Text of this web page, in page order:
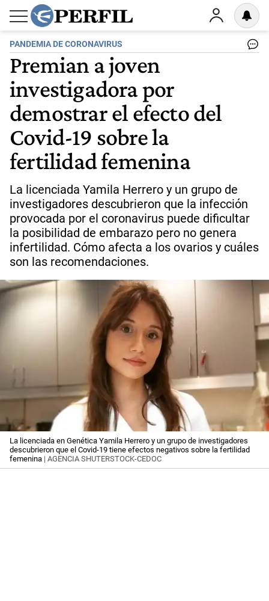
PANDEMIA DE CORONAVIRUS
Premian a joven
investigadora por
demostrar el efecto del
Covid-19 sobre la
fertilidad femenina
La licenciada Yamila Herrero y un grupo de
investigadores descubrieron que la infección
provocada por el coronavirus puede dificultar
la posibilidad de embarazo pero no genera
infertilidad. Cómo afecta a los ovarios y cuáles
son las recomendaciones.
La licenciada en Genética Yamila Herrero y un grupo de investigadores
descubrieron que el Covid-19 tiene efectos negativos sobre la fertilidad
femenina | AGENCIA SHUTERSTOCK-CEDOC